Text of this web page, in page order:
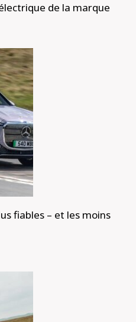
de la marque
fiables – et les moins